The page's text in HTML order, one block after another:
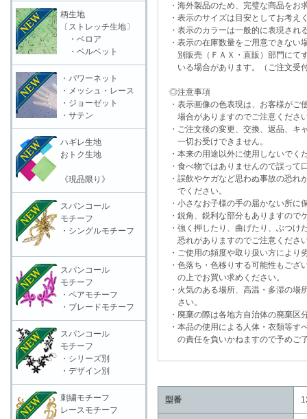
・海外製品のため、完璧な商品をお
・表示のサイズは目安としてお考え
・表示のカラーは一般的に表現され
・表示の在庫数量をご用意できな
別販売（ＦＡＸ・直販）部門にて
いる場合があります。（ご注文受
◎注意事項
・表示画像の色表現は、お客様がご
場合がありますのでご注意くださ
・ご注文後の変更、交換、返品、キ
一切お受けできません。
・本来の用途以外に使用しないでく
・食べ物ではありませんので誤って
・誤飲やケガなど思わぬ事故の恐れ
でください。
・小さなお子様の手の届かない所に
・鋭角、鋭利な部分もありますので
・強く押したり、曲げたり、ぶつけ
恐れがありますのでご注意くださ
・ご使用の頻度や取り扱い方により
・色落ち・色移りする可能性もござ
の上でお買い求めください。
・火気のある場所、高温・多湿の場
さい。
・廃棄の際は各地方自治体の廃棄区
・本品の使用による人体・衣類等す
の責任を負いかねますので予めご
型番
柄生地
〔ストレッチ生地〕
・ベロア
・ベルベット
・パワーネット
・メッシュ・レース
・ジョーゼット
・サテン
ハギレ生地
おトク生地
《現品限り》
スパンコール
モチーフ
・シングルモチーフ
スパンコール
モチーフ
・ペアモチーフ
・ブレードモチーフ
スパンコール
モチーフ
・シリーズ別
・デザイン別
刺繍モチーフ
レースモチーフ